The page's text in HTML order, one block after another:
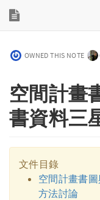
OWNED THIS NOTE
空間計畫
書資料三
文件目錄
空間計畫書
方法討論